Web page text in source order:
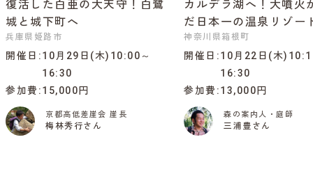
復活した白亜の大天守！白鷺
城と城下町へ
兵庫県姫路市
開催日
10月29日(木)10:00～
16:30
参加費 15,000円
京都高低差崖会 崖長
梅林秀行さん
カルデラ湖へ！大噴火
だ日本一の温泉リゾー
神奈川県箱根町
開催日
10月22日(木
16:30
参加費 13,000円
森の案内人・庭師
三浦豊さん